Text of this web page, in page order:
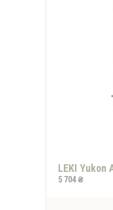
LEKI Yukon
5 704 ₴